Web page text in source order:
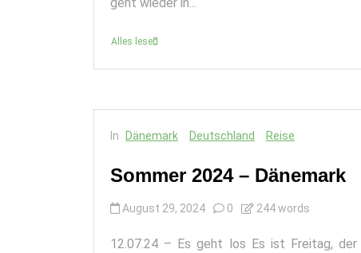
Alles lesen
In Dänemark Deutschland Reise
Sommer 2024 – Dänemark
August 29, 2024 0 244 words
12.07.24 – Es geht los Es ist Freitag, der